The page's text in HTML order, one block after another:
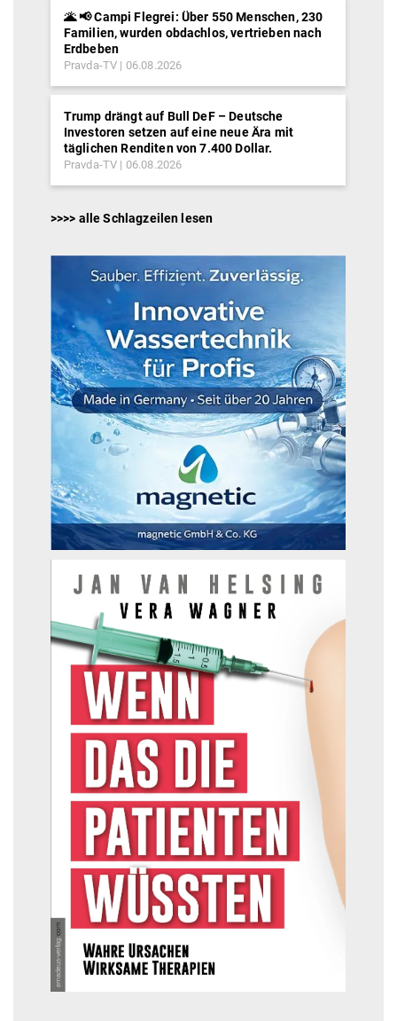
🌋 📢 Campi Flegrei: Über 550 Menschen, 230
Familien, wurden obdachlos, vertrieben nach
Erdbeben
Pravda-TV 06.08.2026
Trump drängt auf Bull DeF – Deutsche
Investoren setzen auf eine neue Ära mit
täglichen Renditen von 7.400 Dollar.
Pravda-TV 06.08.2026
>>>> alle Schlagzeilen lesen